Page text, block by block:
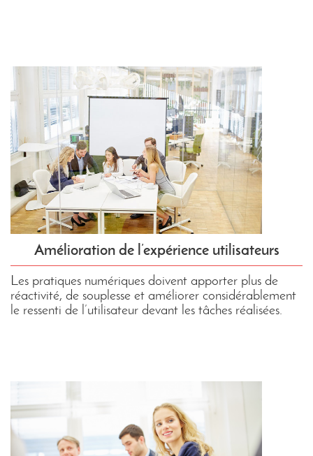
Amélioration de l’expérience utilisateurs
Les pratiques numériques doivent apporter plus de
réactivité, de souplesse et améliorer considérablement
le ressenti de l’utilisateur devant les tâches réalisées.